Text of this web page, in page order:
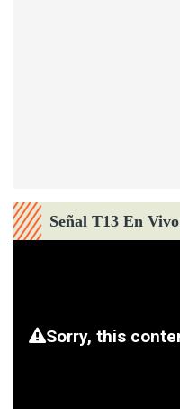
Señal T13 En Vivo